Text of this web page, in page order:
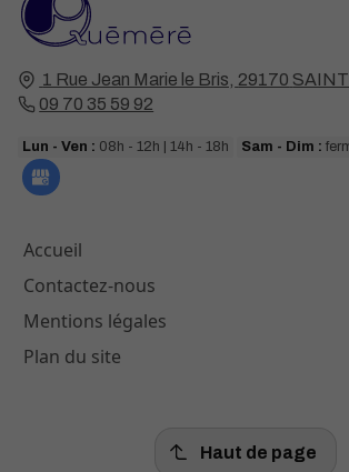
1 Rue Jean Marie le Bris, 29170
09 70 35 59 92
Lun - Ven : 08h - 12h | 14h - 18h Sam - Dim :
Accueil
Contactez-nous
Mentions légales
Plan du site
Haut de page